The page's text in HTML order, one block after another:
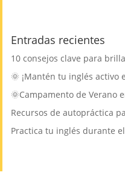
Entradas recientes
10 consejos clave para
🌞 ¡Mantén tu inglés activo
🌞Campamento de Verano
Recursos de autopráctica
Practica tu inglés durante